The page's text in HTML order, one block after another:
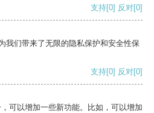
支持[0] 反对[0]
我们带来了无限的隐私保护和安全性保
支持[0] 反对[0]
可以增加一些新功能。比如，可以增加